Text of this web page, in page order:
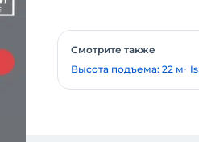
Смотрите также
Высота подъема: 22 м